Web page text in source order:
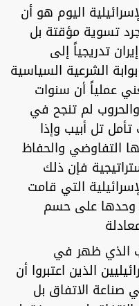
اليوم هو أن
تسوية مؤقتة بل
تدريجياً إلى
الشرعية السياسية
عملياً أن سنوات
لم تنجح في
تل أبيب وإذا
التفاوضي والحفاظ
فإن ذلك
التي قامت
وحدها على حسم
الذي ظهر في
الذين اعتبروا أن
صناعة الاتفاق بل